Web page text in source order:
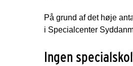
På grund af det høje
i Specialcenter
Ingen